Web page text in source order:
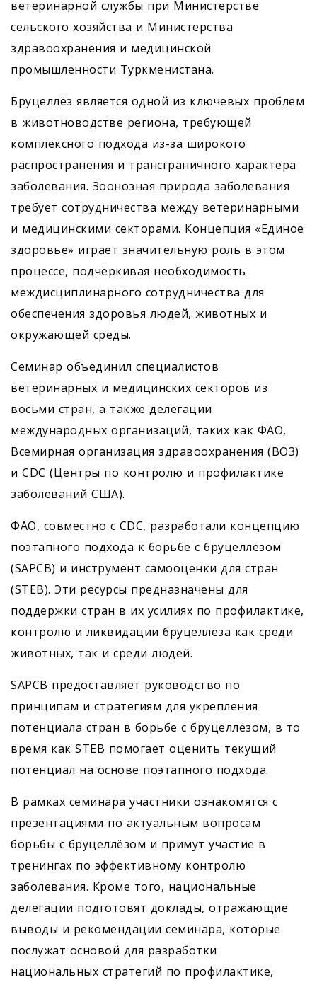
ветеринарной службы при Министерстве
сельского хозяйства и Министерства
здравоохранения и медицинской
промышленности Туркменистана.
Бруцеллёз является одной из ключевых проблем
в животноводстве региона, требующей
комплексного подхода из-за широкого
распространения и трансграничного характера
заболевания. Зоонозная природа заболевания
требует сотрудничества между ветеринарными
и медицинскими секторами. Концепция «Единое
здоровье» играет значительную роль в этом
процессе, подчёркивая необходимость
междисциплинарного сотрудничества для
обеспечения здоровья людей, животных и
окружающей среды.
Семинар объединил специалистов
ветеринарных и медицинских секторов из
восьми стран, а также делегации
международных организаций, таких как ФАО,
Всемирная организация здравоохранения (ВОЗ)
и CDC (Центры по контролю и профилактике
заболеваний США).
ФАО, совместно с CDC, разработали концепцию
поэтапного подхода к борьбе с бруцеллёзом
(SAPCB) и инструмент самооценки для стран
(STEB). Эти ресурсы предназначены для
поддержки стран в их усилиях по профилактике,
контролю и ликвидации бруцеллёза как среди
животных, так и среди людей.
SAPCB предоставляет руководство по
принципам и стратегиям для укрепления
потенциала стран в борьбе с бруцеллёзом, в то
время как STEB помогает оценить текущий
потенциал на основе поэтапного подхода.
В рамках семинара участники ознакомятся с
презентациями по актуальным вопросам
борьбы с бруцеллёзом и примут участие в
тренингах по эффективному контролю
заболевания. Кроме того, национальные
делегации подготовят доклады, отражающие
выводы и рекомендации семинара, которые
послужат основой для разработки
национальных стратегий по профилактике,